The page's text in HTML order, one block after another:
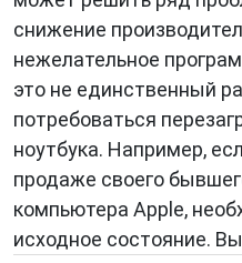
снижение
нежелательное
это не единственный
потребоваться
ноутбука. Например,
продаже своего
компьютера Apple,
исходное состояние. Вы